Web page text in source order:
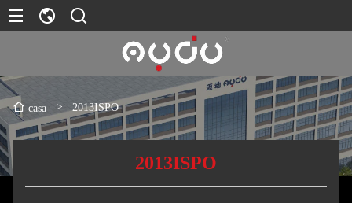
casa > 2013ISPO
2013ISPO